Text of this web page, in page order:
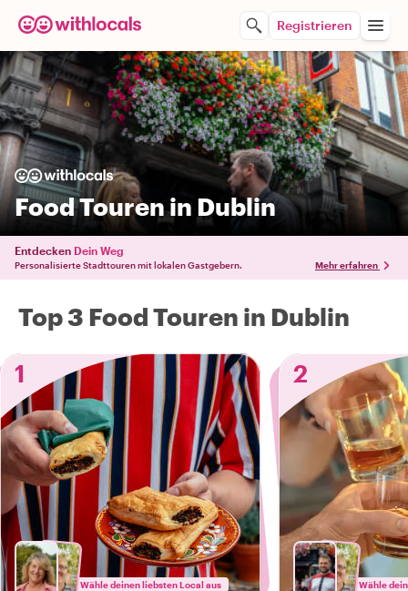
Registrieren
Food Touren in Dublin
Entdecken Dein Weg
Personalisierte Stadttouren mit lokalen Gastgebern. Mehr erfahren
Top 3 Food Touren in Dublin
1
Wähle deinen liebsten Local aus
2
Wähle